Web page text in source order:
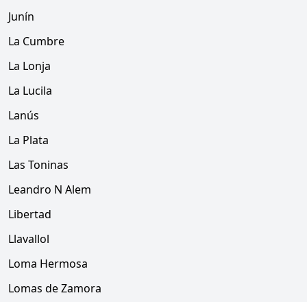
Junín
La Cumbre
La Lonja
La Lucila
Lanús
La Plata
Las Toninas
Leandro N Alem
Libertad
Llavallol
Loma Hermosa
Lomas de Zamora